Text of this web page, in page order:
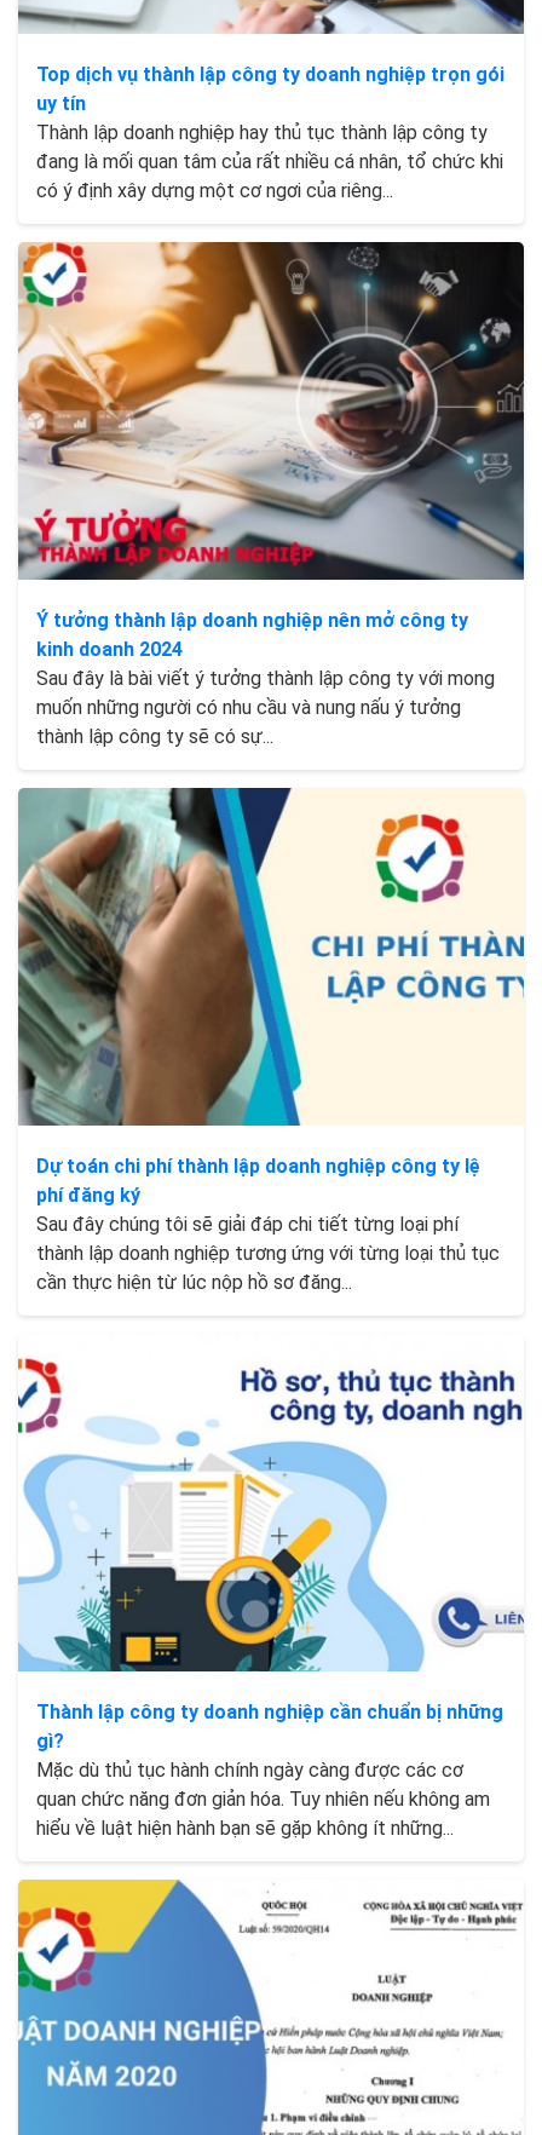
Top dịch vụ thành lập công ty doanh nghiệp trọn gói
uy tín
Thành lập doanh nghiệp hay thủ tục thành lập công ty
đang là mối quan tâm của rất nhiều cá nhân, tổ chức khi
có ý định xây dựng một cơ ngơi của riêng...
Ý tưởng thành lập doanh nghiệp nên mở công ty
kinh doanh 2024
Sau đây là bài viết ý tưởng thành lập công ty với mong
muốn những người có nhu cầu và nung nấu ý tưởng
thành lập công ty sẽ có sự...
Dự toán chi phí thành lập doanh nghiệp công ty lệ
phí đăng ký
Sau đây chúng tôi sẽ giải đáp chi tiết từng loại phí
thành lập doanh nghiệp tương ứng với từng loại thủ tục
cần thực hiện từ lúc nộp hồ sơ đăng...
Thành lập công ty doanh nghiệp cần chuẩn bị những
gì?
Mặc dù thủ tục hành chính ngày càng được các cơ
quan chức năng đơn giản hóa. Tuy nhiên nếu không am
hiểu về luật hiện hành bạn sẽ gặp không ít những...